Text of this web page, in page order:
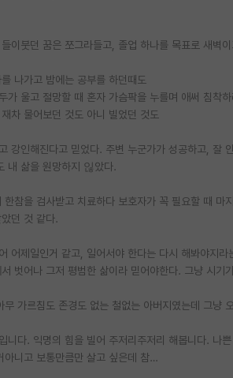
이붓던 꿈은 쪼그라들고, 졸업 하나를 목표로 새벽
나가고 밤에는 공부를 하던때도
가 울고 절망할 때 혼자 가슴팍을 누를며 애써 침
차 물어보던 것도 아니 빌었던 것도
강인해진다고 믿었다. 주변 누군가가 성공하고, 잘
내 삶을 원망하지 읺았다.
참을 검사받고 치료하다 보호자가 꼭 필요할 때 마
던 것 같다.
어제일인거 같고, 일어서야 한다는 다시 해봐야지
벗어나 그저 평범한 삶이라 믿어야한다. 그냥 시기
무 가르침도 존경도 없는 철없는 아버지였는데 그냥
니다. 익명의 힘을 빌어 주저리주저리 해봅니다. 나
아니고 보통만큼만 살고 싶은데 참…